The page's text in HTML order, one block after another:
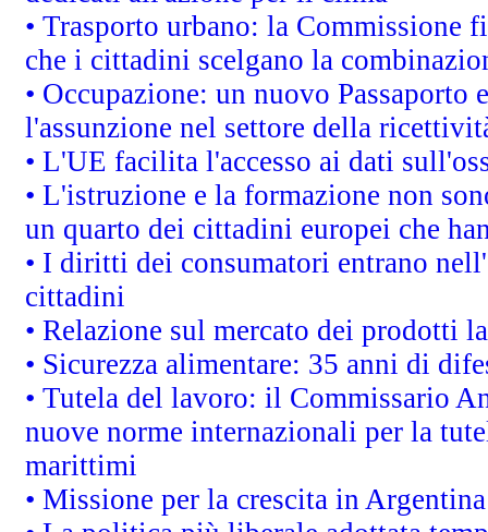
• Trasporto urbano: la Commissione
che i cittadini scelgano la
• Occupazione: un nuovo Passaporto
l'assunzione nel settore della
• L'UE facilita l'accesso ai dati
• L'istruzione e la formazione non
un quarto dei cittadini europei che
• I diritti dei consumatori entrano
cittadini
• Relazione sul mercato dei prodotti
• Sicurezza alimentare: 35 anni di
• Tutela del lavoro: il Commissario
nuove norme internazionali per la
marittimi
• Missione per la crescita in